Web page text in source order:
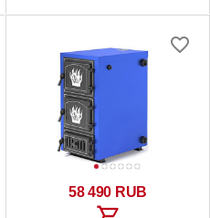
58 490 RUB